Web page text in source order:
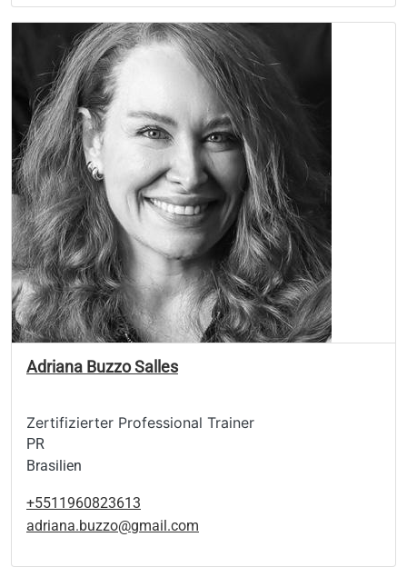
Adriana Buzzo Salles
Zertifizierter Professional Trainer
PR
Brasilien
+5511960823613
adriana.buzzo@gmail.com